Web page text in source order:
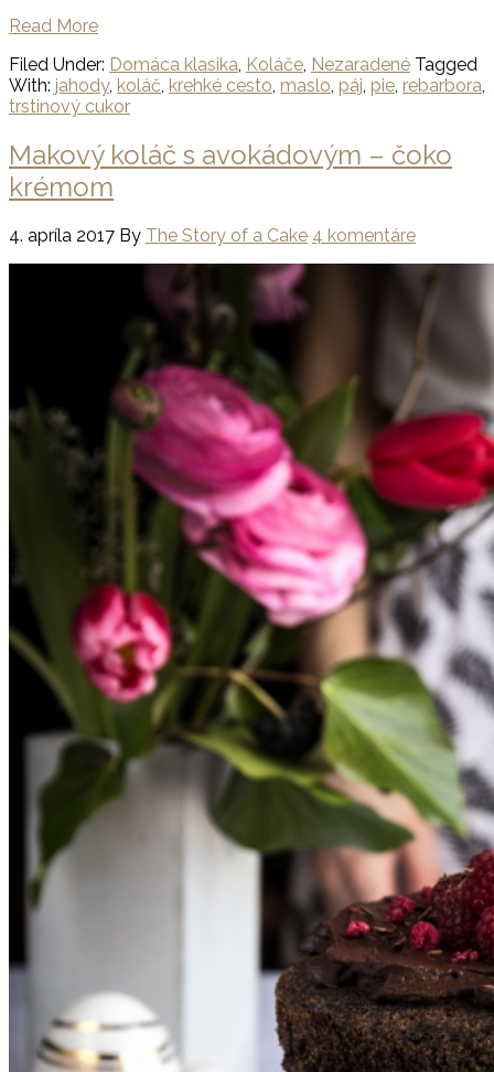
Read More
Filed Under: Domáca klasika, Koláče, Nezaradené Tagged
With: jahody, koláč, krehké cesto, maslo, páj, pie, rebarbora,
trstinový cukor
Makový koláč s avokádovým – čoko
krémom
4. apríla 2017 By The Story of a Cake 4 komentáre